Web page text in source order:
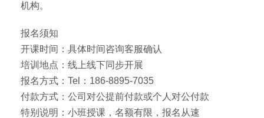
机构。
报名须知
开课时间：具体时间咨询客服确认
培训地点：线上线下同步开展
报名方式：Tel：186-8895-7035
付款方式：公司对公提前付款或个人对公付款
特别说明：小班授课，名额有限，报名从速